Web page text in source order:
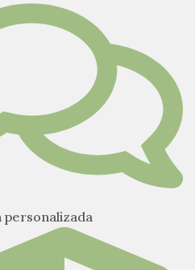
personalizada